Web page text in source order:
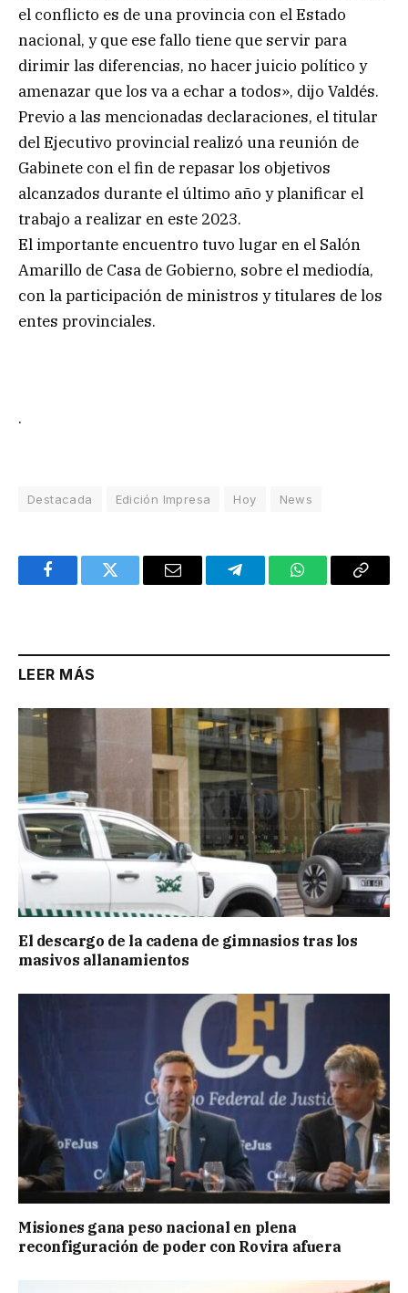
el conflicto es de una provincia con el Estado
nacional, y que ese fallo tiene que servir para
dirimir las diferencias, no hacer juicio político y
amenazar que los va a echar a todos», dijo Valdés.
Previo a las mencionadas declaraciones, el titular
del Ejecutivo provincial realizó una reunión de
Gabinete con el fin de repasar los objetivos
alcanzados durante el último año y planificar el
trabajo a realizar en este 2023.
El importante encuentro tuvo lugar en el Salón
Amarillo de Casa de Gobierno, sobre el mediodía,
con la participación de ministros y titulares de los
entes provinciales.
.
Destacada Edición Impresa Hoy News
FacebookTwitter Email TelegramWhatsAppCopy
LEER MÁS
El descargo de la cadena de gimnasios tras los
masivos allanamientos
Misiones gana peso nacional en plena
reconfiguración de poder con Rovira afuera